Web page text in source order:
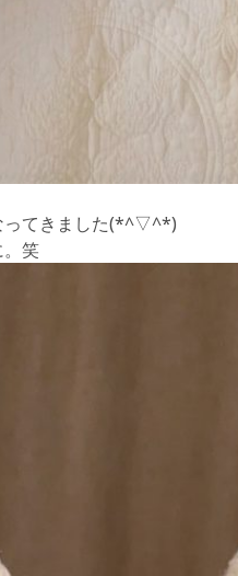
ってきました(*^▽^*)
笑